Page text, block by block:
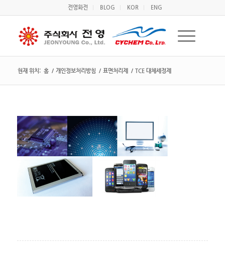
전영화전 BLOG KOR ENG
현재 위치: 홈 / 개인정보처리방침 / 표면처리제 / TCE 대체세정제